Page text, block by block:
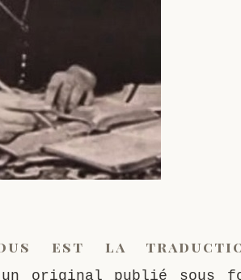
est la
original publié sous